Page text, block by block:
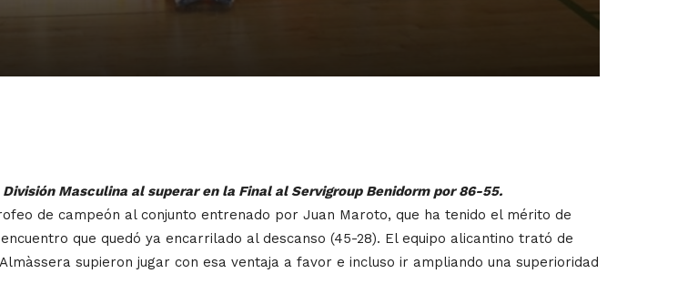
Masculina al superar en la Final al Servigroup Benidorm por 86-55.
de campeón al conjunto entrenado por Juan Maroto, que ha tenido el mérito de
que quedó ya encarrilado al descanso (45-28). El equipo alicantino trató de
supieron jugar con esa ventaja a favor e incluso ir ampliando una superioridad